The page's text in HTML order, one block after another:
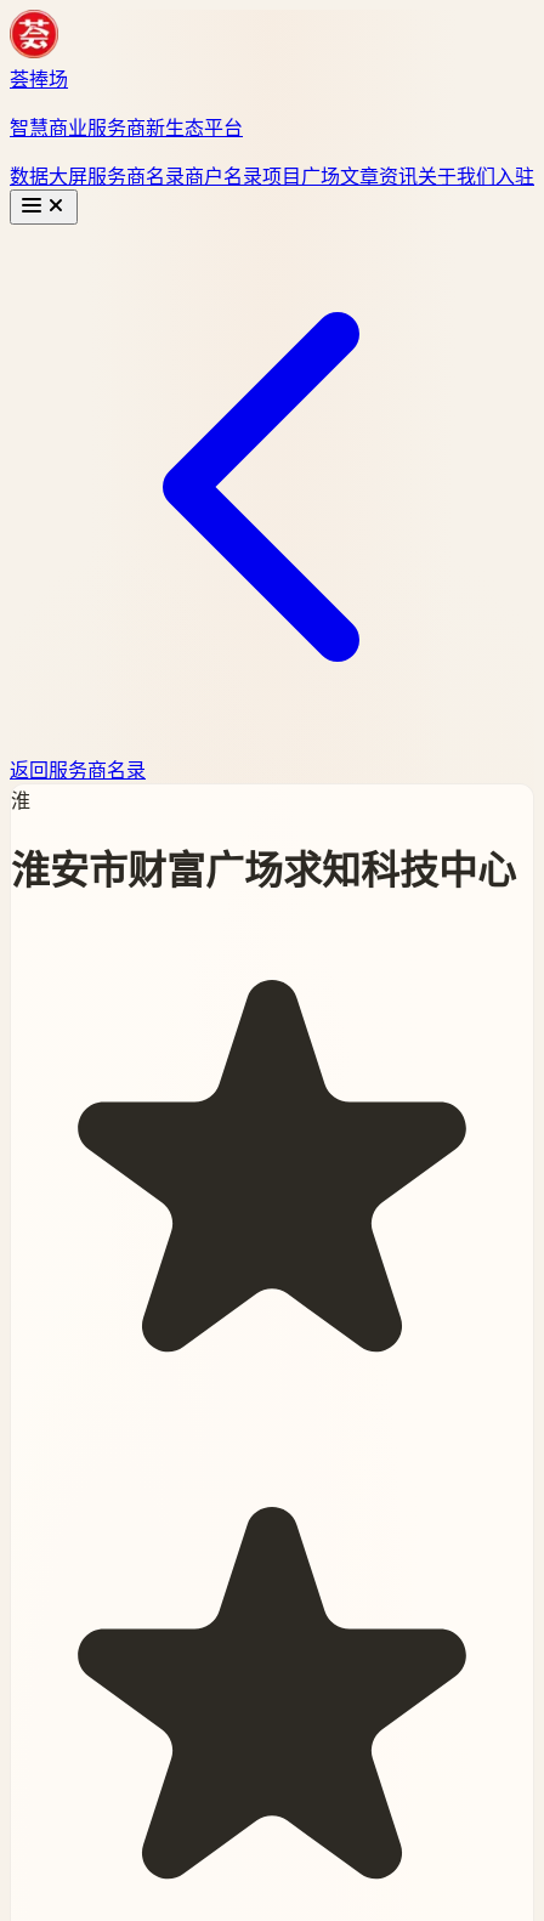
荟捧场
智慧商业服务商新生态平台
数据大屏服务商名录商户名录项目广场文章资讯关于我们 入驻
返回服务商名录
淮
淮安市财富广场求知科技中心